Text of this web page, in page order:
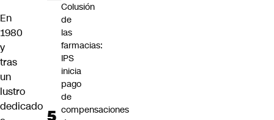
En
1980
y
tras
un
lustro
dedicado
Colusión
de
las
farmacias:
IPS
inicia
pago
de
compensaciones